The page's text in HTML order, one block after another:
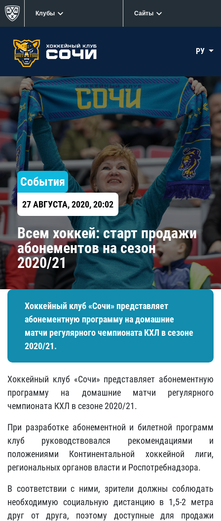
Клубы Сайты
РУ
События
27 АВГУСТА, 2020, 20:02
Всем хоккей: старт продажи
абонементов на сезон
2020/21
Хоккейный клуб «Сочи» представляет
абонементную программу на домашние
матчи регулярного чемпионата КХЛ в сезоне
2020/21.
Хоккейный клуб «Сочи» представляет абонементную
программу на домашние матчи регулярного
чемпионата КХЛ в сезоне 2020/21.
При разработке абонементной и билетной программ
клуб руководствовался рекомендациями и
положениями Континентальной хоккейной лиги,
региональных органов власти и Роспотребнадзора.
В соответствии с ними, зрители должны соблюдать
необходимую социальную дистанцию в 1,5-2 метра
друг от друга, поэтому доступные для продажи